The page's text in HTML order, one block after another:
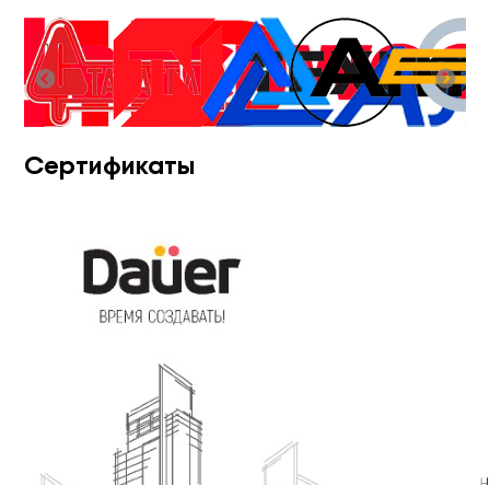
Сертификаты